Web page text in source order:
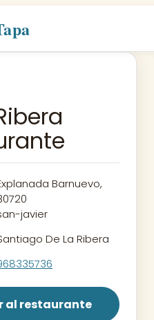
Barnuevo,
javier
De La Ribera
al restaurante